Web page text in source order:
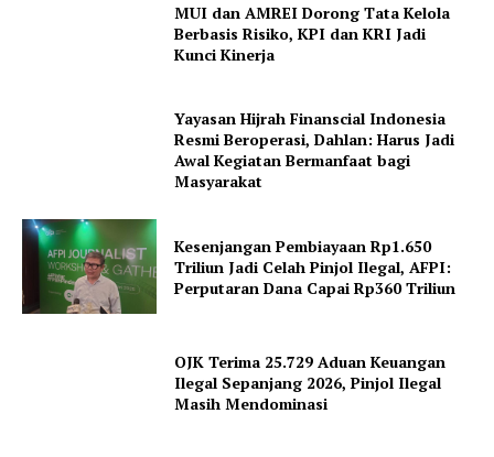
MUI dan AMREI Dorong Tata Kelola
Berbasis Risiko, KPI dan KRI Jadi
Kunci Kinerja
Yayasan Hijrah Finanscial Indonesia
Resmi Beroperasi, Dahlan: Harus Jadi
Awal Kegiatan Bermanfaat bagi
Masyarakat
Kesenjangan Pembiayaan Rp1.650
Triliun Jadi Celah Pinjol Ilegal, AFPI:
Perputaran Dana Capai Rp360 Triliun
OJK Terima 25.729 Aduan Keuangan
Ilegal Sepanjang 2026, Pinjol Ilegal
Masih Mendominasi